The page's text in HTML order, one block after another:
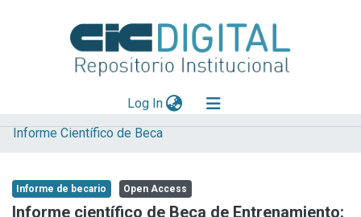
Log In(current)
Explorar
Aportar material
Informe Científico de Beca
Informe de becario Open Access
Informe científico de Beca de Entrenamiento: